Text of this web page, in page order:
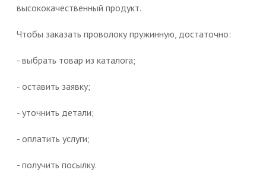
высококачественный продукт.
Чтобы заказать проволоку пружинную, достаточно:
- выбрать товар из каталога;
- оставить заявку;
- уточнить детали;
- оплатить услуги;
- получить посылку.